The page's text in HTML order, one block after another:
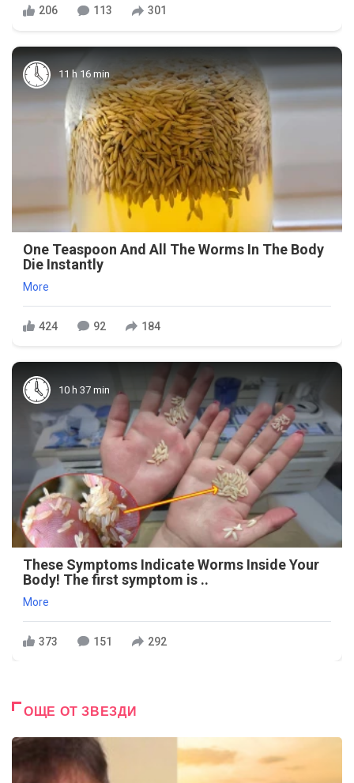
206 113 301
11 h 16 min
One Teaspoon And All The Worms In The Body
Die Instantly
More
424 92 184
10 h 37 min
These Symptoms Indicate Worms Inside Your
Body! The first symptom is ..
More
373 151 292
ОЩЕ ОТ ЗВЕЗДИ